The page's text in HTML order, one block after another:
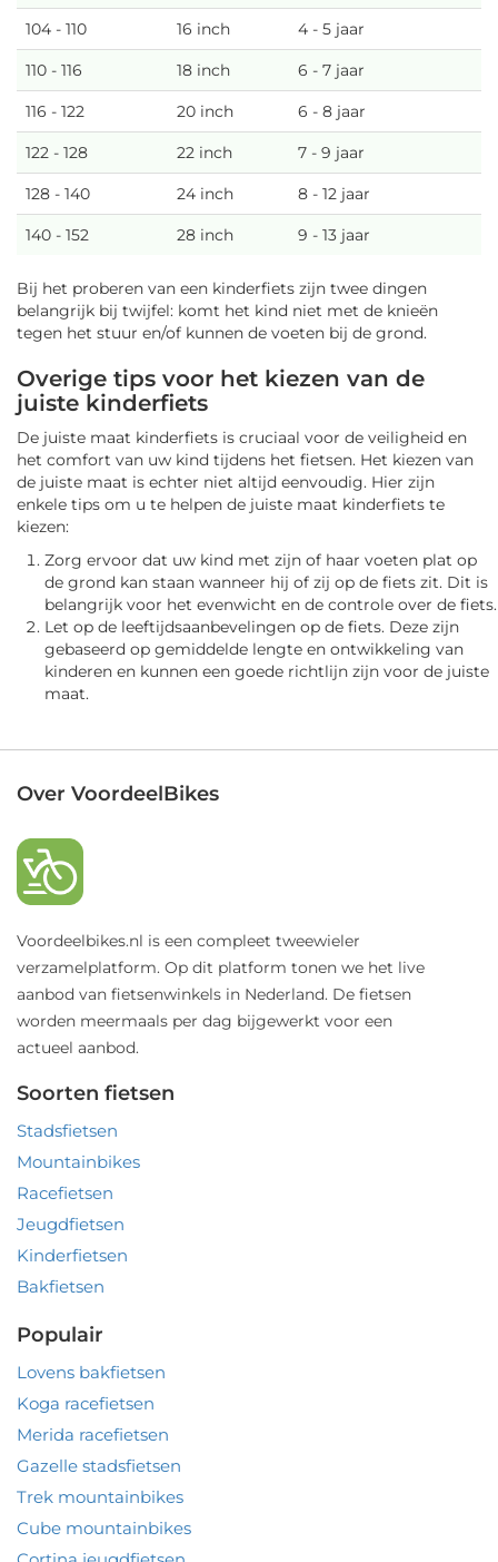
104 - 110 16 inch 4 - 5 jaar
110 - 116 18 inch 6 - 7 jaar
116 - 122 20 inch 6 - 8 jaar
122 - 128 22 inch 7 - 9 jaar
128 - 140 24 inch 8 - 12 jaar
140 - 152 28 inch 9 - 13 jaar
Bij het proberen van een kinderfiets zijn twee dingen
belangrijk bij twijfel: komt het kind niet met de knieën
tegen het stuur en/of kunnen de voeten bij de grond.
Overige tips voor het kiezen van de
juiste kinderfiets
De juiste maat kinderfiets is cruciaal voor de veiligheid en
het comfort van uw kind tijdens het fietsen. Het kiezen van
de juiste maat is echter niet altijd eenvoudig. Hier zijn
enkele tips om u te helpen de juiste maat kinderfiets te
kiezen:
Zorg ervoor dat uw kind met zijn of haar voeten plat op
de grond kan staan wanneer hij of zij op de fiets zit. Dit is
belangrijk voor het evenwicht en de controle over de fiets.
Let op de leeftijdsaanbevelingen op de fiets. Deze zijn
gebaseerd op gemiddelde lengte en ontwikkeling van
kinderen en kunnen een goede richtlijn zijn voor de juiste
maat.
Over VoordeelBikes
Voordeelbikes.nl is een compleet tweewieler
verzamelplatform. Op dit platform tonen we het live
aanbod van fietsenwinkels in Nederland. De fietsen
worden meermaals per dag bijgewerkt voor een
actueel aanbod.
Soorten fietsen
Stadsfietsen
Mountainbikes
Racefietsen
Jeugdfietsen
Kinderfietsen
Bakfietsen
Populair
Lovens bakfietsen
Koga racefietsen
Merida racefietsen
Gazelle stadsfietsen
Trek mountainbikes
Cube mountainbikes